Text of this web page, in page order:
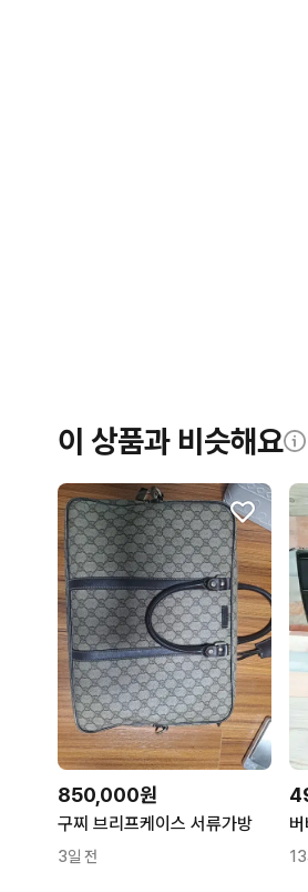
이 상품과 비슷해요
850,000원
구찌 브리프케이스 서류가방
3일 전 13